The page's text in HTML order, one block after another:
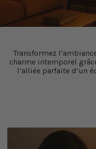
Transformez
charme intemporel
l’alliée parfaite d’un